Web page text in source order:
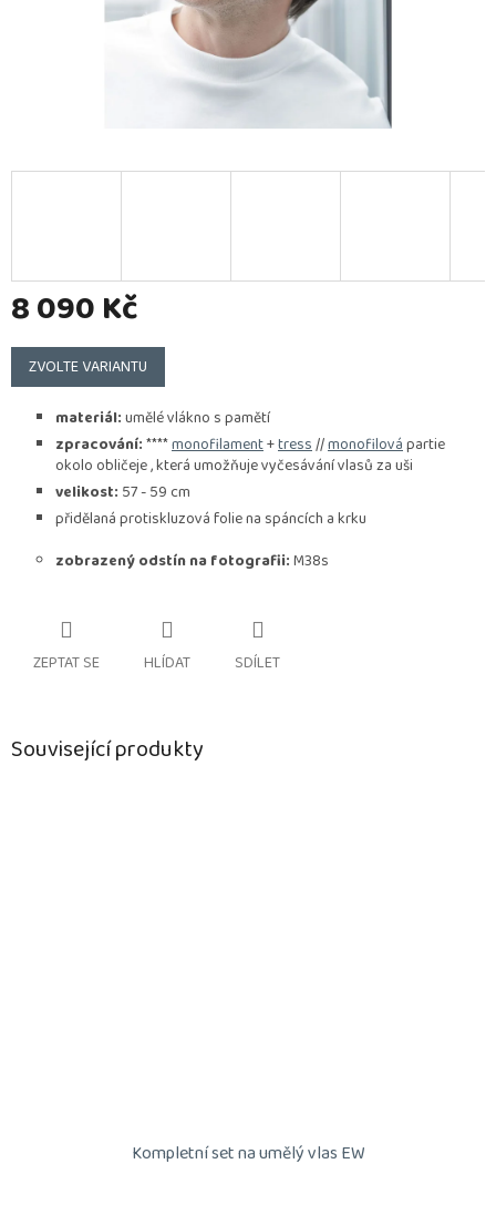
8 090 Kč
Měrná
cena:
ZVOLTE VARIANTU
materiál:umělé vlákno s pamětí
zpracování:****monofilament+tress//monofilovápartie
okolo obličeje , která umožňuje vyčesávání vlasů za uši
velikost: 57 - 59 cm
přidělaná protiskluzová folie na spáncích a krku
zobrazený odstín na fotografii:M38s
ZEPTAT SE HLÍDAT SDÍLET
Související produkty
Kompletní set na umělý vlas EW